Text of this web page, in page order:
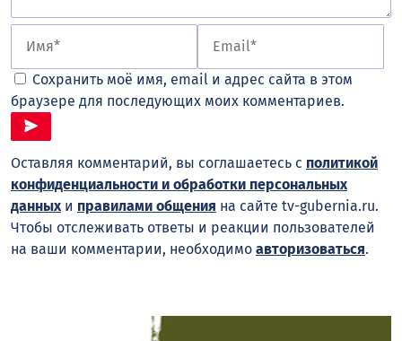
Сохранить моё имя, email и адрес сайта в этом
браузере для последующих моих комментариев.
Оставляя комментарий, вы соглашаетесь с политикой
конфиденциальности и обработки персональных
данных и правилами общения на сайте tv-gubernia.ru.
Чтобы отслеживать ответы и реакции пользователей
на ваши комментарии, необходимо авторизоваться.